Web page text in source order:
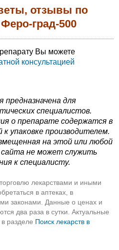
отзывы по
град-500
Вы можете
консультацией
предназначена для
специалистов.
о препарате содержатся в
упаковке производителем.
на этой или любой
сайта не может служить
к специалисту.
лекарствами и иными
в аптеках, в
законами. Данные о ценах и
два раза в сутки. Актуальные
разделе Поиск лекарств в